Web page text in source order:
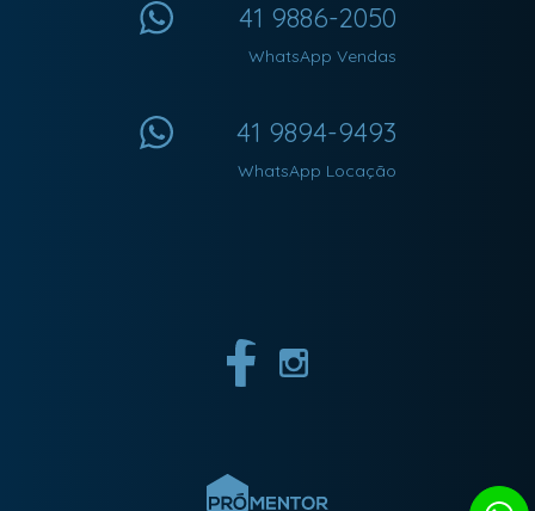
41 9886-2050
WhatsApp Vendas
41 9894-9493
WhatsApp Locação